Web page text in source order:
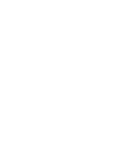
AUTO
CACHE
ailleurs à Paris, le taux de
— autour de
souvent confrontés à une
des revendeurs locaux
de France. La pression
la clientèle captive…
les prix artificiellement